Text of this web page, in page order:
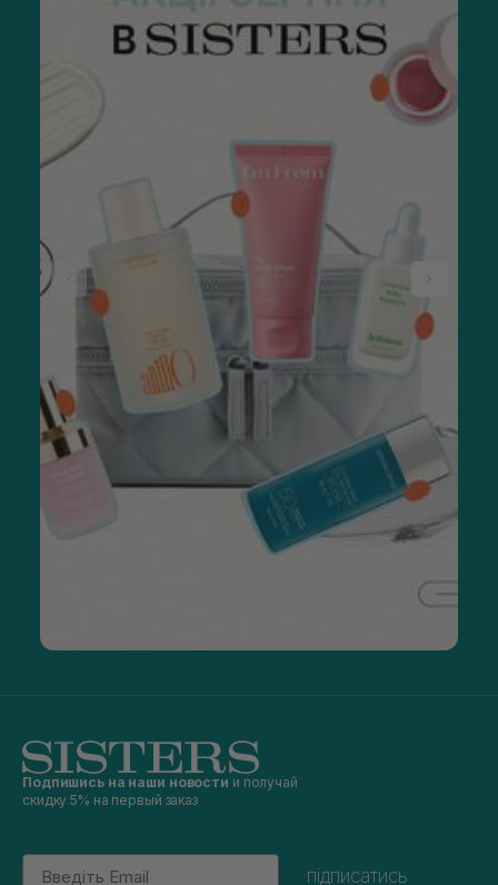
Подпишись на наши новости и получай
скидку 5% на первый заказ
Email
підписатись